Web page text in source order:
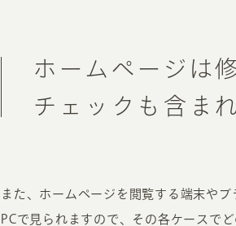
ホームページは
チェックも含ま
また、ホームページを閲覧する端末や
PCで見られますので、その各ケースで